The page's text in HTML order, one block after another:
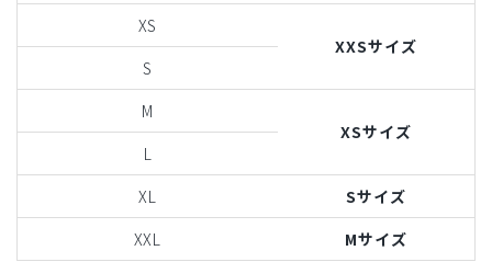
XS
XXSサイズ
S
M
XSサイズ
L
XL
Sサイズ
XXL
Mサイズ